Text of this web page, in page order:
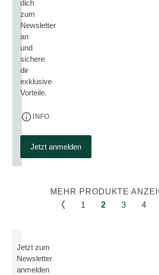
dich
zum
Newsletter
an
und
sichere
dir
exklusive
Vorteile.
INFO
Jetzt anmelden
MEHR PRODUKTE
1
2 3 4
Jetzt zum
Newsletter
anmelden